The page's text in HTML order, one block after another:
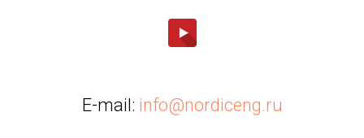
E-mail: info@nordiceng.ru